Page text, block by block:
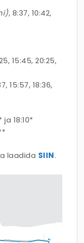
, 8:37, 10:42,
15:45, 20:25,
15:57, 18:36,
ja 18:10*
laadida SIIN.